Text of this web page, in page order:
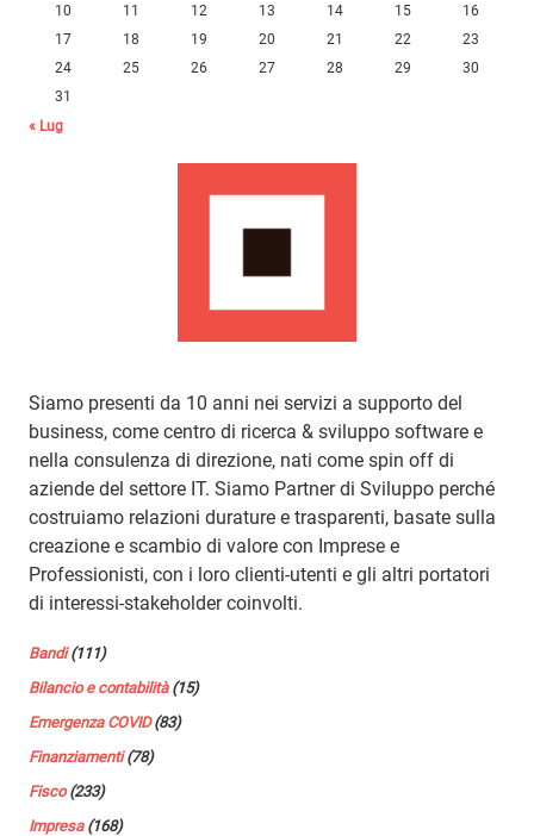
10
11 12 13 14 15
16
17
18 19 20 21 22
23
24
25 26 27 28 29
30
31
« Lug
Siamo presenti da 10 anni nei servizi a supporto del
business, come centro di ricerca & sviluppo software e
nella consulenza di direzione, nati come spin off di
aziende del settore IT. Siamo Partner di Sviluppo perché
costruiamo relazioni durature e trasparenti, basate sulla
creazione e scambio di valore con Imprese e
Professionisti, con i loro clienti-utenti e gli altri portatori
di interessi-stakeholder coinvolti.
Bandi(111)
Bilancio e contabilità(15)
Emergenza COVID(83)
Finanziamenti(78)
Fisco(233)
Impresa(168)